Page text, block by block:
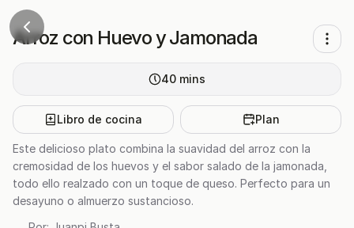
Arroz con Huevo y Jamonada
40 mins
Libro de cocina Plan
Este delicioso plato combina la suavidad del arroz con la
cremosidad de los huevos y el sabor salado de la jamonada,
todo ello realzado con un toque de queso. Perfecto para un
desayuno o almuerzo sustancioso.